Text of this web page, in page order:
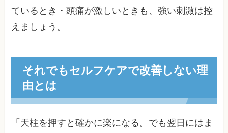
ているとき・頭痛が激しいときも、強い刺激は控
えましょう。
それでもセルフケアで改善しない理
由とは
「天柱を押すと確かに楽になる。でも翌日にはま